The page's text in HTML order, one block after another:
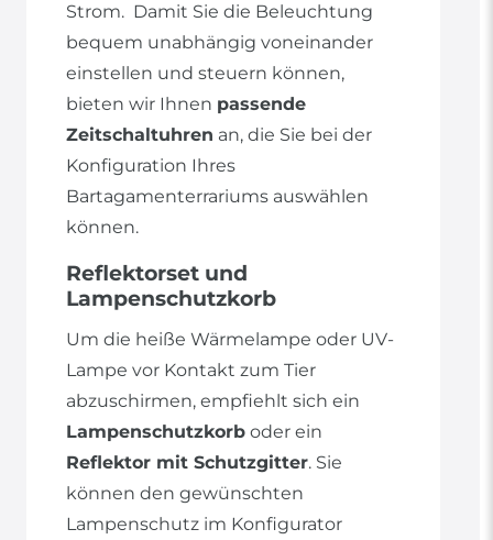
Strom. Damit Sie die Beleuchtung
bequem unabhängig voneinander
einstellen und steuern können,
bieten wir Ihnen passende
Zeitschaltuhren an, die Sie bei der
Konfiguration Ihres
Bartagamenterrariums auswählen
können.
Reflektorset und
Lampenschutzkorb
Um die heiße Wärmelampe oder UV-
Lampe vor Kontakt zum Tier
abzuschirmen, empfiehlt sich ein
Lampenschutzkorb oder ein
Reflektor mit Schutzgitter. Sie
können den gewünschten
Lampenschutz im Konfigurator